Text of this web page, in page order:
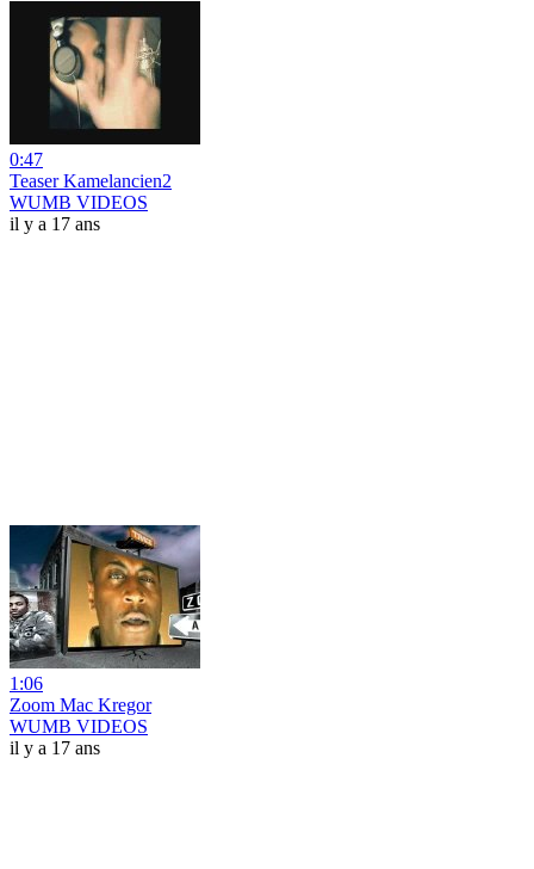
0:47
Teaser Kamelancien2
WUMB VIDEOS
il y a 17 ans
1:06
Zoom Mac Kregor
WUMB VIDEOS
il y a 17 ans